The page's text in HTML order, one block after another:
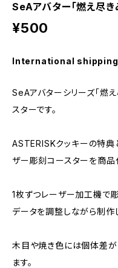
SeAアバター「燃え尽き
¥500
International
SeAアバターシリーズ「燃
スターです。
ASTERISKクッキーの特典
ザー彫刻コースターを商品
1枚ずつレーザー加工機で
データを調整しながら制作
木目や焼き色には個体差が
ます。